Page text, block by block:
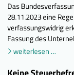
Das
28.11.2023 eine
verfassungswidrig
Fassung des
weiterlesen …